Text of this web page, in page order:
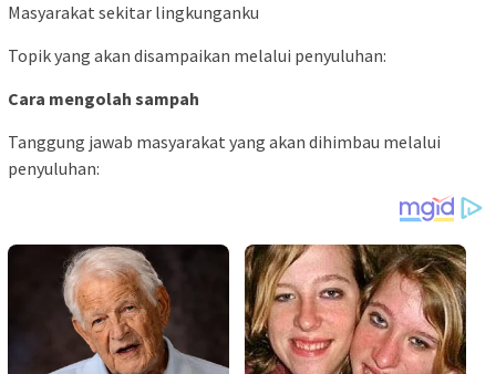
Masyarakat sekitar lingkunganku
Topik yang akan disampaikan melalui penyuluhan:
Cara mengolah sampah
Tanggung jawab masyarakat yang akan dihimbau melalui
penyuluhan: